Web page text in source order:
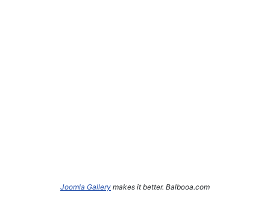
Joomla Gallery makes it better. Balbooa.com